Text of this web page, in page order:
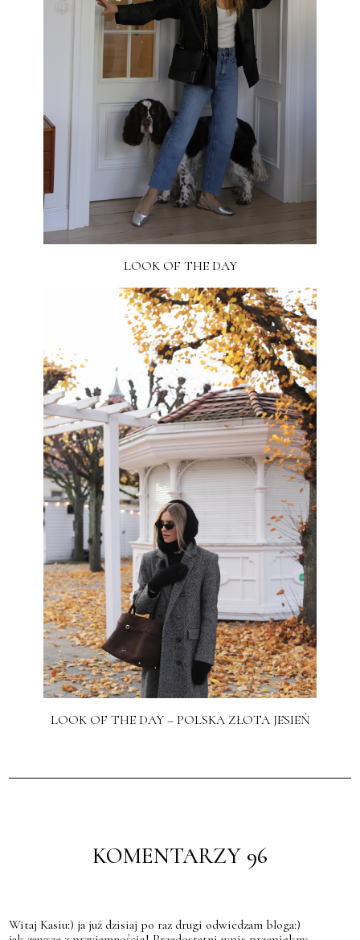
LOOK OF THE DAY
LOOK OF THE DAY – POLSKA ZŁOTA JESIEŃ
KOMENTARZY 96
Witaj Kasiu:) ja już dzisiaj po raz drugi odwiedzam bloga:)